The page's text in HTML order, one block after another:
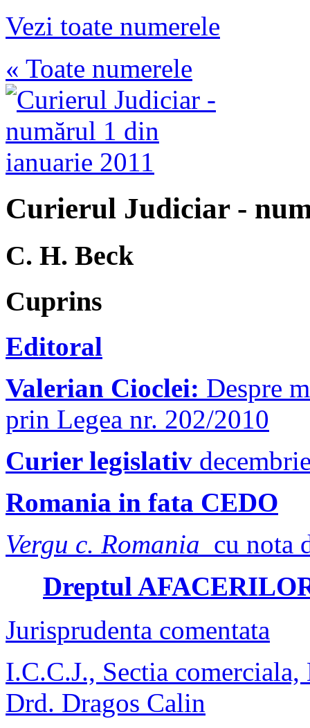
Vezi toate numerele
« Toate numerele
Curierul Judiciar -
C. H. Beck
Cuprins
Editoral
Valerian Cioclei: Despre
prin Legea nr. 202/2010
Curier legislativ
Romania in fata CEDO
Vergu c. Romania cu nota
Dreptul
Jurisprudenta comentata
I.C.C.J., Sectia
Drd. Dragos Calin